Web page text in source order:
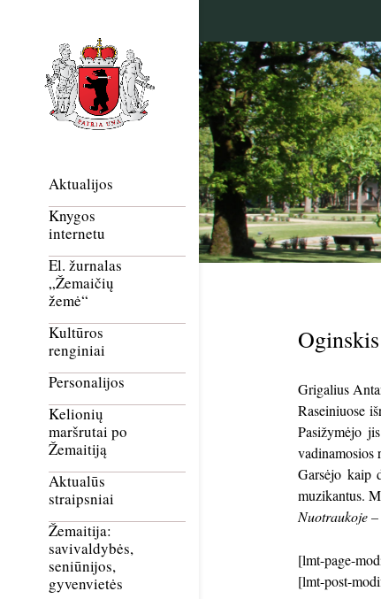
Aktualijos
Knygos
internetu
El. žurnalas
„Žemaičių
žemė“
Kultūros
renginiai
Personalijos
Kelionių
maršrutai po
Žemaitiją
Aktualūs
straipsniai
Žemaitija:
savivaldybės,
seniūnijos,
gyvenvietės
Grigalius
Raseiniuose
Pasižymėjo
vadinamosios
Garsėjo kaip
muzikantus.
Nuotraukoje
[lmt-page-
[lmt-post-